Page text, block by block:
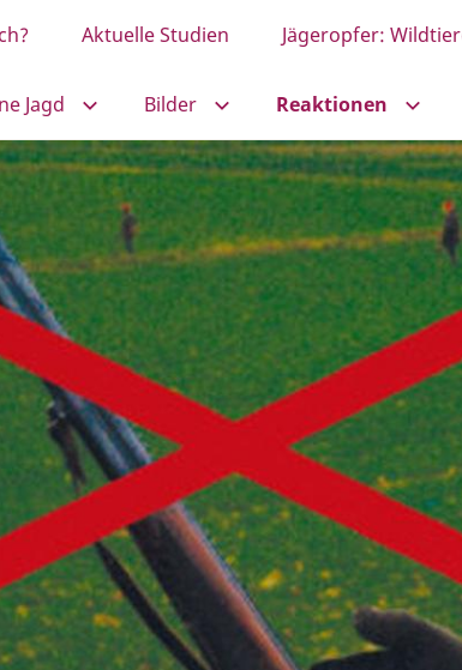
Aktuelle Studien Jägeropfer:
Jagd Bilder Reaktionen